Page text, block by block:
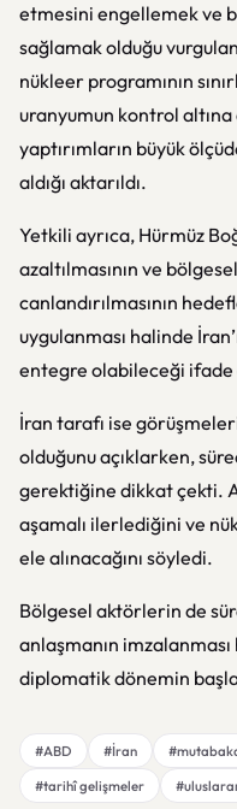
etmesini engellemek ve
sağlamak olduğu
nükleer programının
uranyumun kontrol altına
yaptırımların büyük
aldığı aktarıldı.
Yetkili ayrıca, Hürmüz
azaltılmasının ve
canlandırılmasının
uygulanması halinde
entegre olabileceği
İran tarafı ise
olduğunu açıklarken,
gerektiğine dikkat çekti.
aşamalı ilerlediğini ve
ele alınacağını söyledi.
Bölgesel aktörlerin de
anlaşmanın
diplomatik dönemin
#ABD #İran
#tarihî gelişmeler